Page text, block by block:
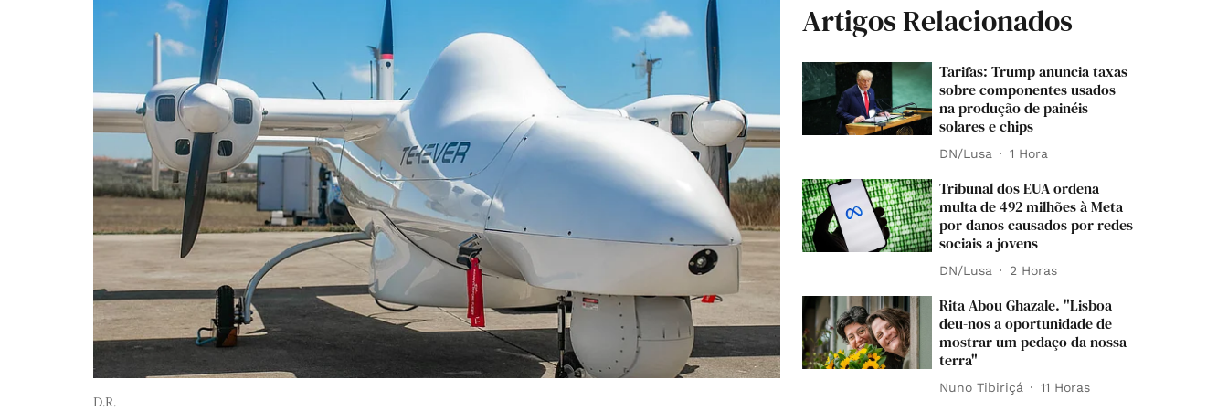
D.R.
Artigos Relacionados
Tarifas: Trump anuncia taxas
sobre componentes usados
na produção de painéis
solares e chips
DN/Lusa 1 Hora
Tribunal dos EUA ordena
multa de 492 milhões à Meta
por danos causados por redes
sociais a jovens
DN/Lusa 2 Horas
Rita Abou Ghazale. "Lisboa
deu-nos a oportunidade de
mostrar um pedaço da nossa
terra"
Nuno Tibiriçá 11 Horas